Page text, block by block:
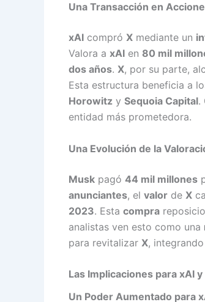
Una Transacción en
xAI compró X mediante un
Valora a xAI en 80 mil
dos años. X, por su parte,
Esta estructura beneficia a
Horowitz y Sequoia Capital.
entidad más prometedora.
Una Evolución de la
Musk pagó 44 mil millones
anunciantes, el valor de X
2023. Esta compra
analistas ven esto como una
para revitalizar X,
Las Implicaciones para xAI y
Un Poder Aumentado para